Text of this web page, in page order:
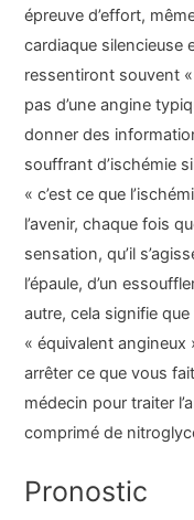
épreuve d’effort,
cardiaque silencieuse
ressentiront souvent «
pas d’une angine
donner des
souffrant d’ischémie
« c’est ce que
l’avenir, chaque fois
sensation, qu’il
l’épaule, d’un
autre, cela signifie
« équivalent
arrêter ce que vous
médecin pour traiter
comprimé de
Pronostic